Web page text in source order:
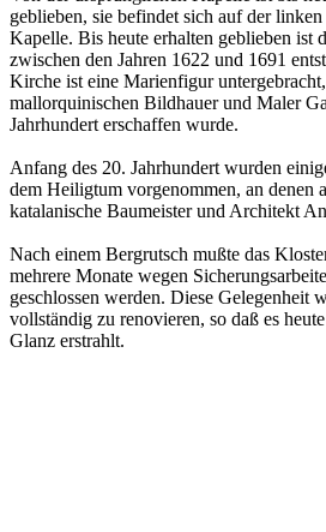
geblieben, sie befindet sich auf der
Kapelle. Bis heute erhalten geblieben ist
zwischen den Jahren 1622 und 1691
Kirche ist eine Marienfigur
mallorquinischen Bildhauer und Maler
Jahrhundert erschaffen wurde.
Anfang des 20. Jahrhundert wurden
dem Heiligtum vorgenommen, an denen
katalanische Baumeister und Architekt
Nach einem Bergrutsch mußte das
mehrere Monate wegen
geschlossen werden. Diese Gelegenheit
vollständig zu renovieren, so daß es
Glanz erstrahlt.